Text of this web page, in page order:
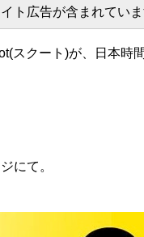
ト広告が含まれていま
スクート)が、日本時
にて。